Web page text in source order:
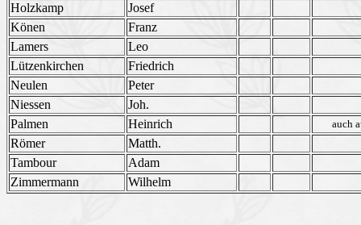
Holzkamp
Josef
Könen
Franz
Lamers
Leo
Lützenkirchen
Friedrich
Neulen
Peter
Niessen
Joh.
Palmen
Heinrich auch
Römer
Matth.
Tambour
Adam
Zimmermann
Wilhelm